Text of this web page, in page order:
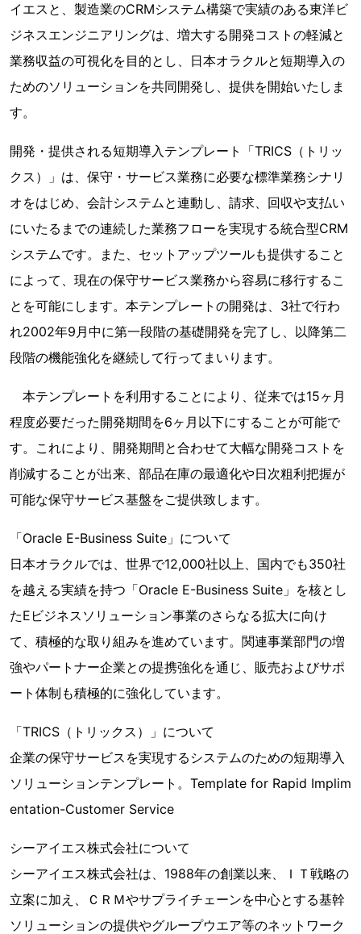
イエスと、製造業のCRMシステム構築で実績のある東洋ビ
ジネスエンジニアリングは、増大する開発コストの軽減と
業務収益の可視化を目的とし、日本オラクルと短期導入の
ためのソリューションを共同開発し、提供を開始いたしま
す。
開発・提供される短期導入テンプレート「TRICS（トリッ
クス）」は、保守・サービス業務に必要な標準業務シナリ
オをはじめ、会計システムと連動し、請求、回収や支払い
にいたるまでの連続した業務フローを実現する統合型CRM
システムです。また、セットアップツールも提供すること
によって、現在の保守サービス業務から容易に移行するこ
とを可能にします。本テンプレートの開発は、3社で行わ
れ2002年9月中に第一段階の基礎開発を完了し、以降第二
段階の機能強化を継続して行ってまいります。
本テンプレートを利用することにより、従来では15ヶ月
程度必要だった開発期間を6ヶ月以下にすることが可能で
す。これにより、開発期間と合わせて大幅な開発コストを
削減することが出来、部品在庫の最適化や日次粗利把握が
可能な保守サービス基盤をご提供致します。
「Oracle E-Business Suite」について
日本オラクルでは、世界で12,000社以上、国内でも350社
を越える実績を持つ「Oracle E-Business Suite」を核とし
たEビジネスソリューション事業のさらなる拡大に向け
て、積極的な取り組みを進めています。関連事業部門の増
強やパートナー企業との提携強化を通じ、販売およびサポ
ート体制も積極的に強化しています。
「TRICS（トリックス）」について
企業の保守サービスを実現するシステムのための短期導入
ソリューションテンプレート。Template for Rapid Implim
entation-Customer Service
シーアイエス株式会社について
シーアイエス株式会社は、1988年の創業以来、ＩＴ戦略の
立案に加え、ＣＲＭやサプライチェーンを中心とする基幹
ソリューションの提供やグループウエア等のネットワーク